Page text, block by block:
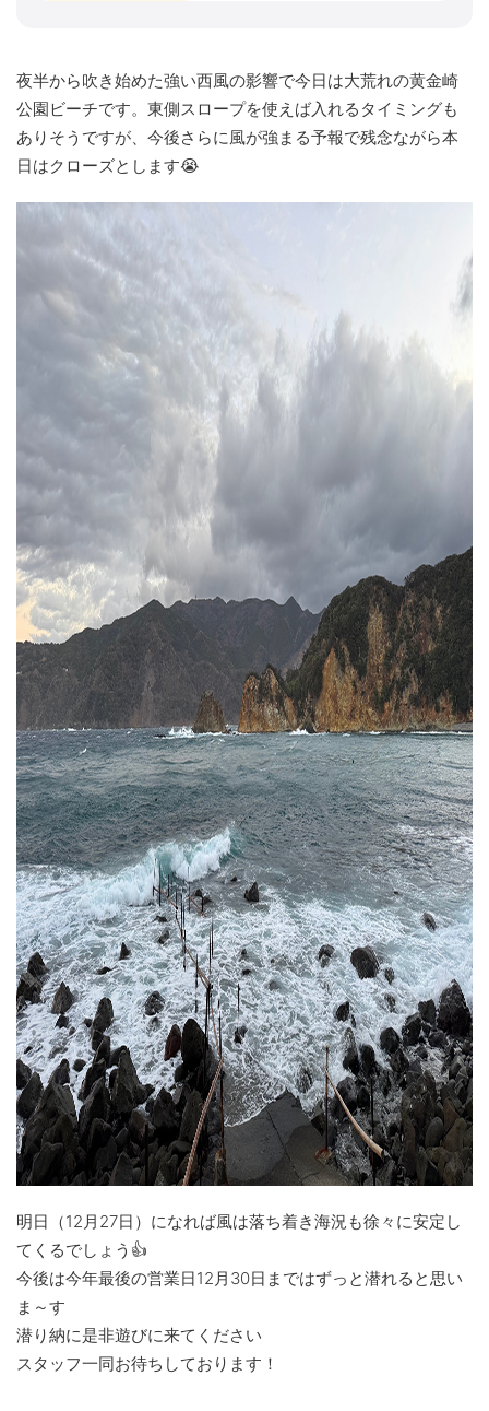
夜半から吹き始めた強い西風の影響で今日は大荒れの黄金崎
公園ビーチです。東側スロープを使えば入れるタイミングも
ありそうですが、今後さらに風が強まる予報で残念ながら本
日はクローズとします😭
明日（12月27日）になれば風は落ち着き海況も徐々に安定し
てくるでしょう👍
今後は今年最後の営業日12月30日まではずっと潜れると思い
ま～す
潜り納に是非遊びに来てください
スタッフ一同お待ちしております！